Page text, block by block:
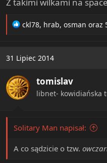
R
t
o
n
s
ckl78, hrab, osman oraz
31 Lipiec 2014
tomislav
libnet- kowidiańska
Solitary Man napisał:
A co sądzicie o tzw.